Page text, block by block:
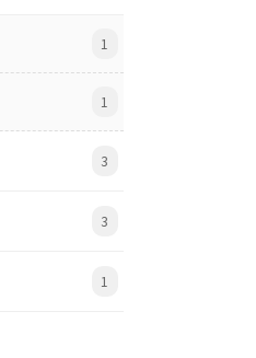
1
1
3
3
1